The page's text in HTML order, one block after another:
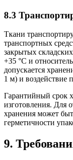
8.3
Ткани
транспортных
закрытых
+35 °C и
допускается
1 м) и воздействие
Гарантийный срок
изготовления. Для
хранения может
герметичности
9.